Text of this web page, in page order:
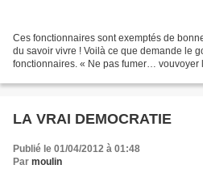
Ces fonctionnaires sont exemptés de
du savoir vivre ! Voilà ce que demande le
fonctionnaires. « Ne pas fumer… vouvoyer
LA VRAI DEMOCRATIE
Publié le 01/04/2012 à 01:48
Par moulin